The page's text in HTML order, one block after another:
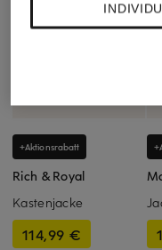
+Aktionsrabatt
Rich & Royal
Kastenjacke
114,99 €